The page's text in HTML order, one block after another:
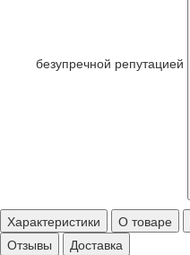
безупречной репутацией
Характеристики
О товаре
Отзывы
Доставка